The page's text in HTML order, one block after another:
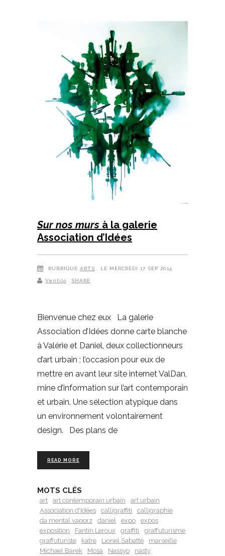
Sur nos murs à la galerie
Association d’Idées
RUBRIQUE ARTS , LE MERCREDI 17 SEP 2014
Ventilo SHARE
Bienvenue chez eux La galerie
Association d’Idées donne carte blanche
à Valérie et Daniel, deux collectionneurs
d’art urbain ; l’occasion pour eux de
mettre en avant leur site internet ValDan,
mine d’information sur l’art contemporain
et urbain. Une sélection atypique dans
un environnement volontairement
design. Des plans de
READ MORE
MOTS CLÉS
art art contemporain urbain
art urbain
Association d'Idées
calligraffiti
calligraphie
da mental vaporz
daniel expo
expos
exposition
Fantin Leroux graffiti
graffuturisme
graffuturiste
katre Lionel Sabatté
marseille
Michael Barek
Mosa Nassyo nasty